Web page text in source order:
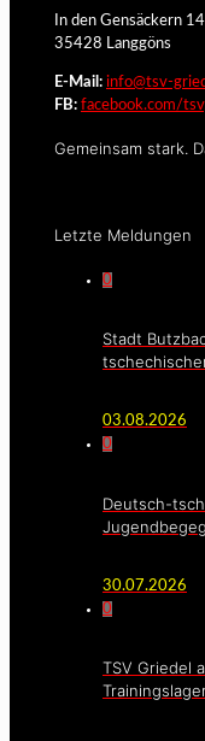
In den Gensäckern 14
35428 Langgöns
E-Mail: info@tsv-
FB: facebook.com/
Gemeinsam stark.
Letzte Meldungen
0
Stadt
03.08.2026
0
Deutsch-
30.07.2026
0
TSV Griedel